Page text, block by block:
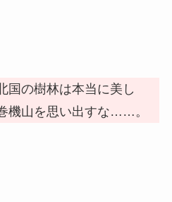
国の樹林は本当に美し
機山を思い出すな……。